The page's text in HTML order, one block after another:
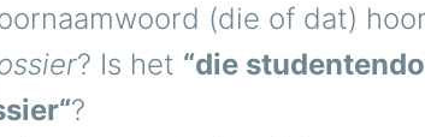
(die of dat)
? Is het “die
?